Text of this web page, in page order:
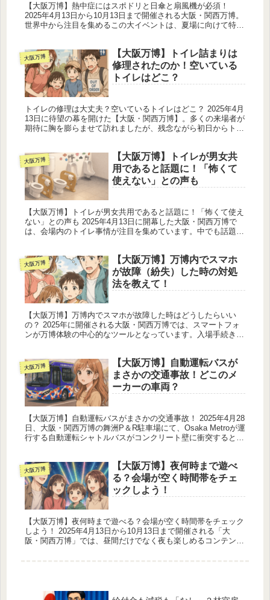
【大阪万博】熱中症にはスポドリと日傘と扇風機が必須！
2025年4月13日から10月13日まで開催される大阪・関西万博。
世界中から注目を集めるこの大イベントは、夏場に向けて特に
大阪万博
【大阪万博】トイレ詰まりは
修理されたのか！空いている
トイレはどこ？
トイレの修理は大丈夫？空いているトイレはどこ？ 2025年4月
13日に待望の幕を開けた【大阪・関西万博】。多くの来場者が
期待に胸を膨らませて訪れましたが、残念ながら初日からトイ
大阪万博
【大阪万博】トイレが男女共
用であると話題に！「怖くて
使えない」との声も
【大阪万博】トイレが男女共用であると話題に！「怖くて使え
ない」との声も 2025年4月13日に開幕した大阪・関西万博で
は、会場内のトイレ事情が注目を集めています。中でも話題と
大阪万博
【大阪万博】万博内でスマホ
が故障（紛失）した時の対処
法を教えて！
【大阪万博】万博内でスマホが故障した時はどうしたらいい
の？ 2025年に開催される大阪・関西万博では、スマートフォ
ンが万博体験の中心的なツールとなっています。入場手続きか
大阪万博
【大阪万博】自動運転バスが
まさかの交通事故！どこのメ
ーカーの車両？
【大阪万博】自動運転バスがまさかの交通事故！ 2025年4月28
日、大阪・関西万博の舞洲P＆R駐車場にて、Osaka Metroが運
行する自動運転シャトルバスがコンクリート壁に衝突するとい
大阪万博
【大阪万博】夜何時まで遊べ
る？会場が空く時間帯をチェ
ックしよう！
【大阪万博】夜何時まで遊べる？会場が空く時間帯をチェック
しよう！ 2025年4月13日から10月13日まで開催される「大
阪・関西万博」では、昼間だけでなく夜も楽しめるコンテンツ